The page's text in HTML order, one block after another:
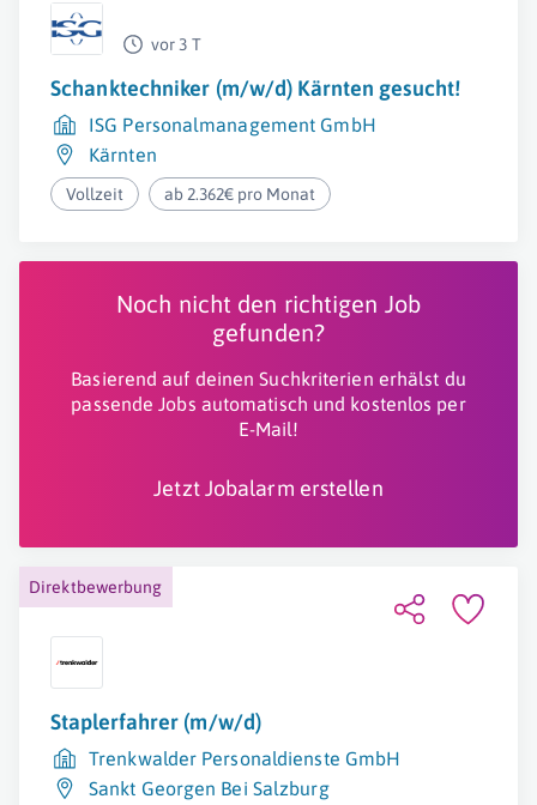
vor 3 T
Schanktechniker (m/w/d) Kärnten gesucht!
ISG Personalmanagement GmbH
Kärnten
Vollzeit ab 2.362€ pro Monat
Noch nicht den richtigen Job
gefunden?
Basierend auf deinen Suchkriterien erhälst du
passende Jobs automatisch und kostenlos per
E-Mail!
Jetzt Jobalarm erstellen
Direktbewerbung
Staplerfahrer (m/w/d)
Trenkwalder Personaldienste GmbH
Sankt Georgen Bei Salzburg